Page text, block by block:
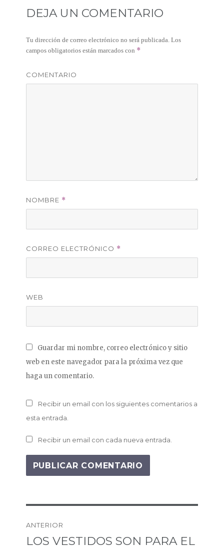
DEJA UN COMENTARIO
Tu dirección de correo electrónico no será publicada.Los
campos obligatorios están marcados con *
COMENTARIO
NOMBRE *
CORREO ELECTRÓNICO *
WEB
Guardar mi nombre, correo electrónico y sitio
web en este navegador para la próxima vez que
haga un comentario.
Recibir un email con los siguientes comentarios a
esta entrada.
Recibir un email con cada nueva entrada.
DE
ANTERIOR
Entrada
LOS VESTIDOS SON PARA EL